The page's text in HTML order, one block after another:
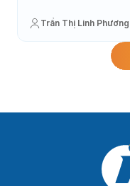
Trần Thị Linh Phương